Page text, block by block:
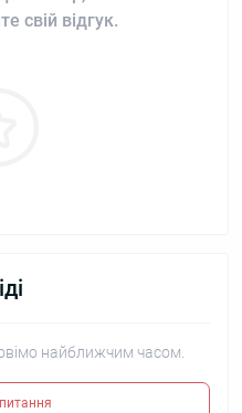
свій відгук.
найближчим часом.